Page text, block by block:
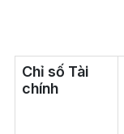
Chỉ số Tài
chính